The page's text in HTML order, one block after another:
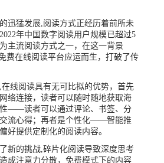
迅猛发展,阅读方式正经历着前所未
年中国数字阅读用户规模已超过5
主流阅读方式之一，在这一背景
费在线阅读平台应运而生，打破了传
线阅读具有无可比拟的优势，首先
连接，读者可以随时随地获取海
——读者可以通过评论、书签、分
流心得；再者是个性化——智能推
好提供定制化的阅读内容。
新的挑战,碎片化阅读导致深度思考
成注意力分散，免费模式下的内容